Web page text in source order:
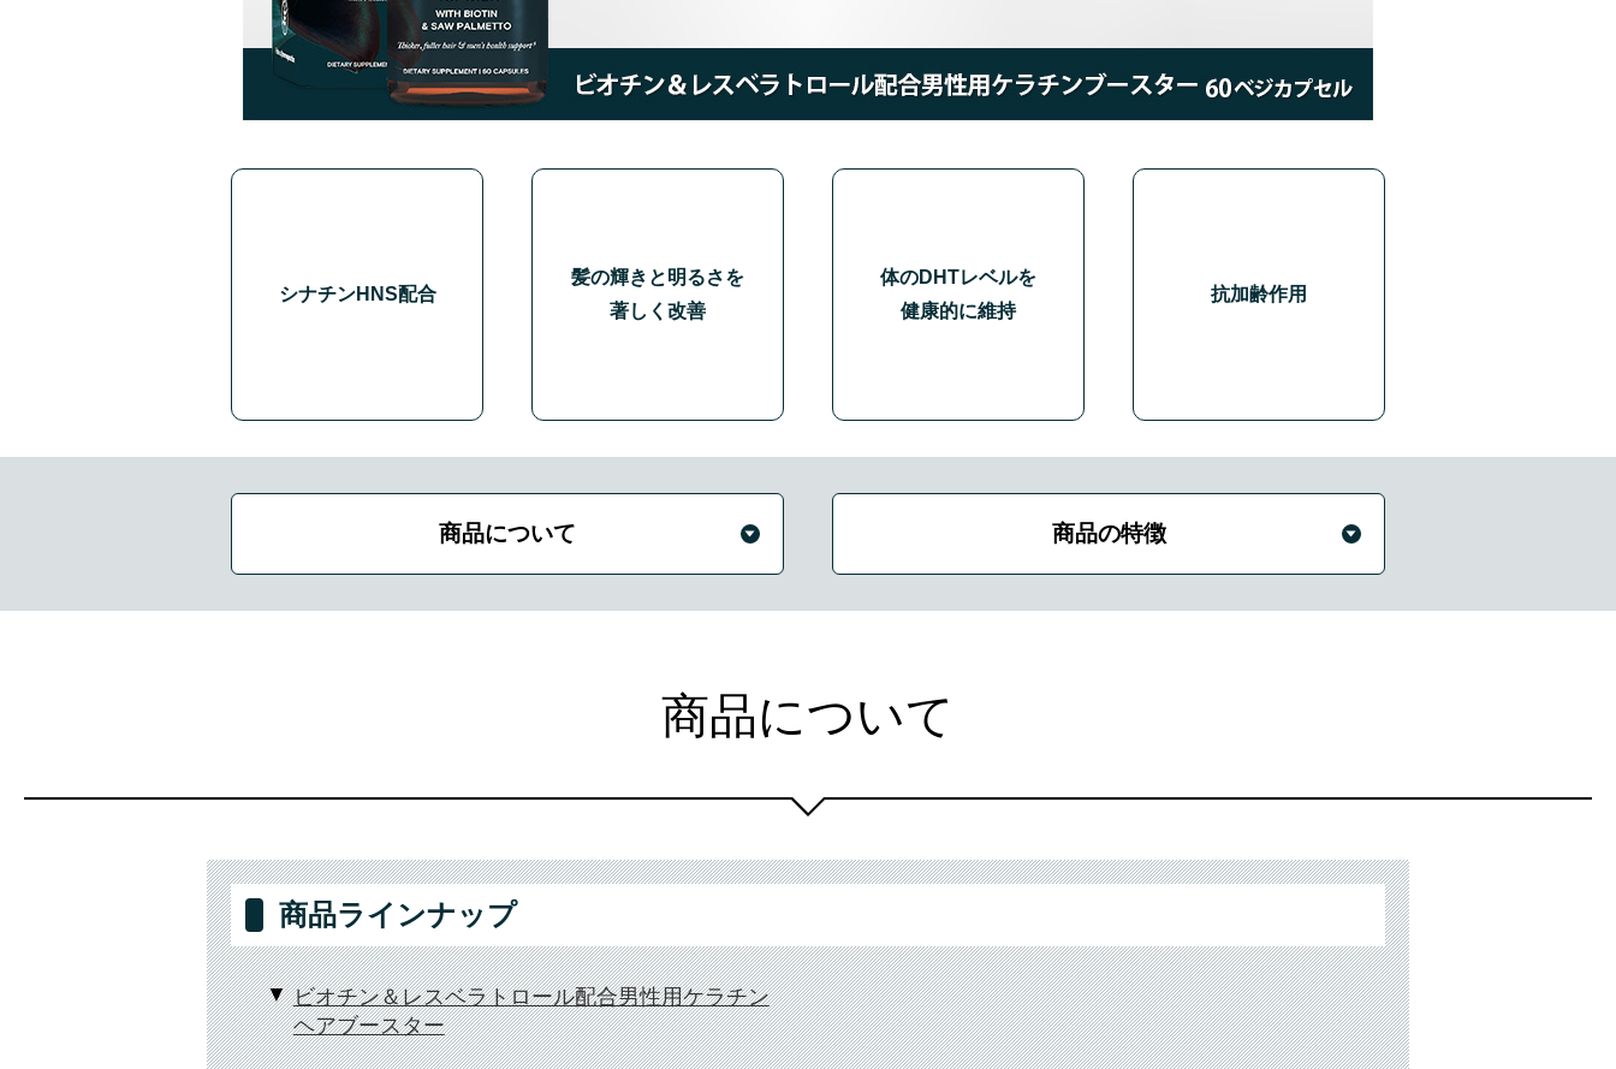
シナチンHNS配合
髪の輝きと明るさを
著しく改善
体のDHTレベルを
健康的に維持
抗加齢作用
商品について 商品の特徴
商品について
商品ラインナップ
ビオチン＆レスベラトロール配合男性用ケラチン
ヘアブースター